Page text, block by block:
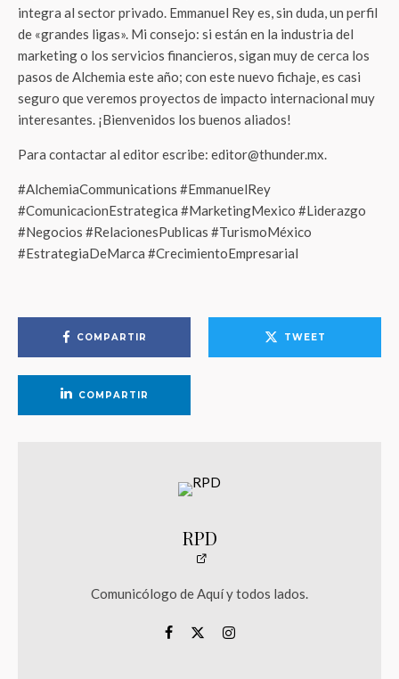
integra al sector privado. Emmanuel Rey es, sin duda, un perfil
de «grandes ligas». Mi consejo: si están en la industria del
marketing o los servicios financieros, sigan muy de cerca los
pasos de Alchemia este año; con este nuevo fichaje, es casi
seguro que veremos proyectos de impacto internacional muy
interesantes. ¡Bienvenidos los buenos aliados!
Para contactar al editor escribe: editor@thunder.mx.
#AlchemiaCommunications #EmmanuelRey
#ComunicacionEstrategica #MarketingMexico #Liderazgo
#Negocios #RelacionesPublicas #TurismoMéxico
#EstrategiaDeMarca #CrecimientoEmpresarial
COMPARTIR TWEET
COMPARTIR
RPD
Comunicólogo de Aquí y todos lados.